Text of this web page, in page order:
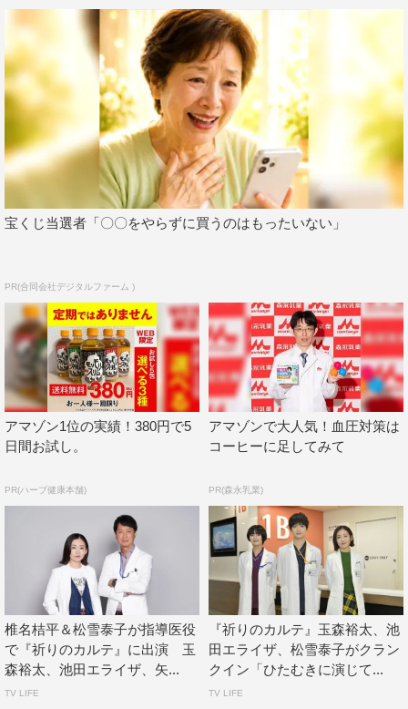
玉森裕太、池田エライザ、矢本悠馬、濱津隆之、堀未央
奈、YU、椎名桔平、松雪泰子 ほか
＜STAFF＞
原作：知念実希人「祈りのカルテ」シリーズ（角川文庫／
KADOKAWA）
脚本：根本ノンジ
音楽：サキタハヂメ
チーフプロデューサー：田中宏史
プロデューサー：藤森真実、戸倉亮爾（AX-ON）
制作協力：AX-ON
製作著作：日本テレビ
公式HP：https://www.ntv.co.jp/inorinokarte/
公式Twitter：@inorinokartentv
公式Instagram：@inorinokarte_ntv
公式TikTok：@inorinokarte_ntv
Kis-My-Ft2 松雪泰子 椎名桔平
池田エライザ 玉森裕太 矢本悠馬
宝くじ当選者「〇〇をやらずに買うのはもったいない」
PR(合同会社デジタルファーム )
アマゾン1位の実績！380円で5
日間お試し。
PR(ハーブ健康本舗)
アマゾンで大人気！血圧対策は
コーヒーに足してみて
PR(森永乳業)
椎名桔平＆松雪泰子が指導医役
で『祈りのカルテ』に出演 玉
森裕太、池田エライザ、矢...
TV LIFE
『祈りのカルテ』玉森裕太、池
田エライザ、松雪泰子がクラン
クイン「ひたむきに演じて...
TV LIFE